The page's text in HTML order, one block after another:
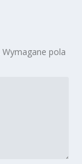
Wymagane pola